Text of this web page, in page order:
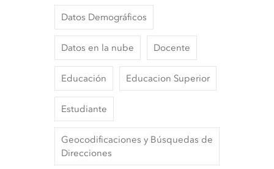
Datos Demográficos
Datos en la nube Docente
Educación Educacion Superior
Estudiante
Geocodificaciones y Búsquedas de
Direcciones